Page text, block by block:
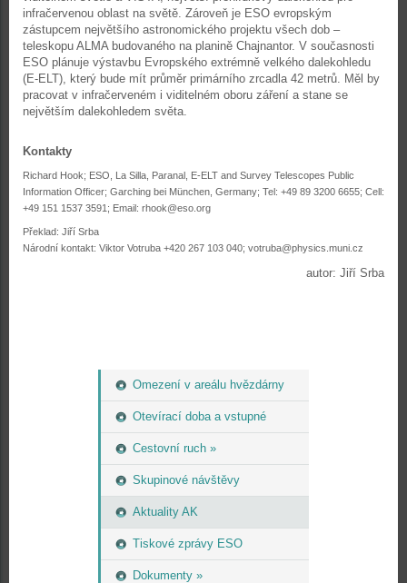
Omezení v areálu hvězdárny
Otevírací doba a vstupné
Cestovní ruch »
Skupinové návštěvy
Aktuality AK
Tiskové zprávy ESO
Dokumenty »
infračervenou oblast na světě. Zároveň je ESO evropským
zástupcem největšího astronomického projektu všech dob –
teleskopu ALMA budovaného na planině Chajnantor. V současnosti
ESO plánuje výstavbu Evropského extrémně velkého dalekohledu
(E-ELT), který bude mít průměr primárního zrcadla 42 metrů. Měl by
pracovat v infračerveném i viditelném oboru záření a stane se
největším dalekohledem světa.
Kontakty
Richard Hook; ESO, La Silla, Paranal, E-ELT and Survey Telescopes Public
Information Officer; Garching bei München, Germany; Tel: +49 89 3200 6655; Cell:
+49 151 1537 3591; Email: rhook@eso.org
Překlad: Jiří Srba
Národní kontakt: Viktor Votruba +420 267 103 040; votruba@physics.muni.cz
autor: Jiří Srba